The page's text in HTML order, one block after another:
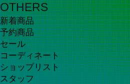
OTHERS
新着商品
予約商品
セール
コーディネート
ショップリスト
スタッフ